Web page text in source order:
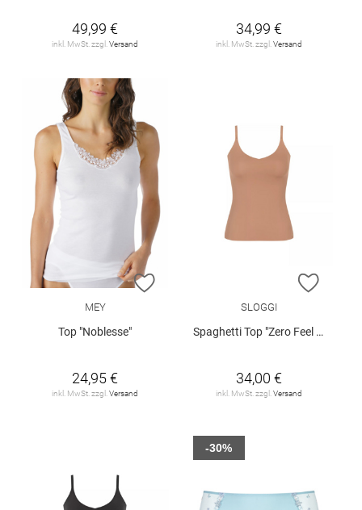
49,99 €
inkl. MwSt. zzgl. Versand
34,99 €
inkl. MwSt. zzgl. Versand
ZUR WUNSCHLISTE HINZUFÜGEN
MEY
Top "Noblesse"
24,95 €
inkl. MwSt. zzgl. Versand
ZUR
SLOGGI
Spaghetti Top "Zero Feel 2.0"
34,00 €
inkl. MwSt. zzgl. Versand
-30%